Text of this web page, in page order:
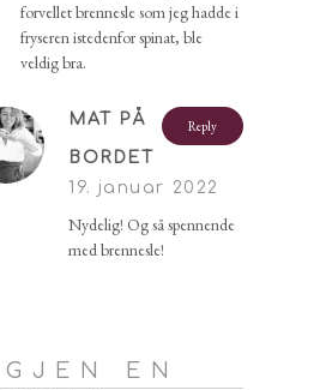
forvellet brennesle som jeg hadde i
fryseren istedenfor spinat, ble
veldig bra.
Reply
MAT PÅ
BORDET
19. januar 2022
Nydelig! Og så spennende
med brennesle!
EN